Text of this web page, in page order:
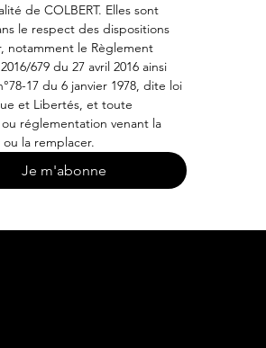
de COLBERT. Elles sont
le respect des dispositions
notamment le Règlement
679 du 27 avril 2016 ainsi
17 du 6 janvier 1978, dite loi
et Libertés, et toute
réglementation venant la
la remplacer.
Je m'abonne